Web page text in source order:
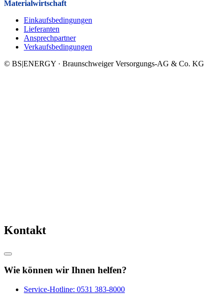
Materialwirtschaft
Einkaufsbedingungen
Lieferanten
Ansprechpartner
Verkaufsbeding­ungen
© BS|ENERGY · Braunschweiger Versorgungs-AG & Co. KG
Kontakt
Wie können wir Ihnen helfen?
Service-Hotline: 0531 383-8000